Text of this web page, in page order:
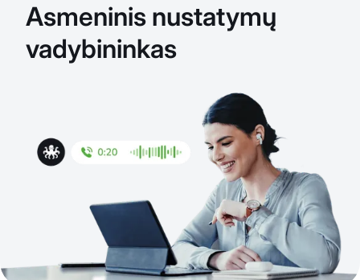
Asmeninis nustatymų
vadybininkas